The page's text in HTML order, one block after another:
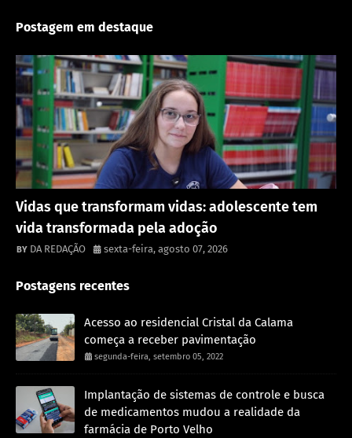
Postagem em destaque
Vidas que transformam vidas: adolescente tem
vida transformada pela adoção
DA REDAÇÃO sexta-feira, agosto 07, 2026
Postagens recentes
Acesso ao residencial Cristal da Calama
começa a receber pavimentação
segunda-feira, setembro 05, 2022
Implantação de sistemas de controle e busca
de medicamentos mudou a realidade da
farmácia de Porto Velho